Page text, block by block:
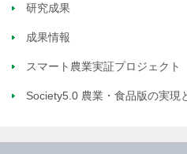
研究成果
成果情報
スマート農業実証プロジェクト
Society5.0 農業・食品版の実現